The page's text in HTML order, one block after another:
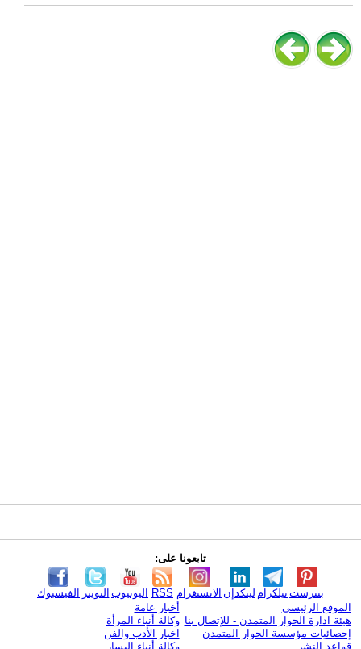
تابعونا على:
الفيسبوك التويتر اليوتيوب RSS الانستغرام لينكدإن تيلكرامبنترست
الموقع الرئيسي
هيئة ادارة الحوار المتمدن - للإتصال بنا
إحصائيات مؤسسة الحوار المتمدن
قواعد النشر
أخبار عامة
وكالة أنباء المرأة
اخبار الأدب والفن
وكالة أنباء اليسار